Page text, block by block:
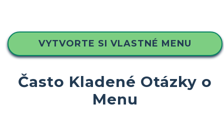
VYTVORTE SI VLASTNÉ MENU
Často Kladené Otázky o
Menu